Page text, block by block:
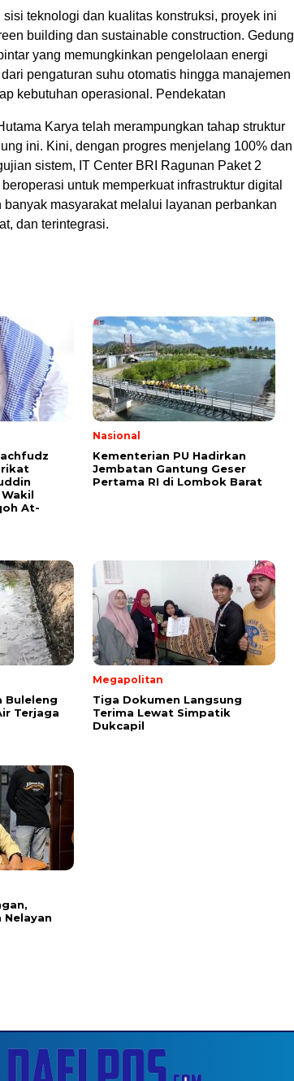
teknologi dan kualitas konstruksi, proyek ini
building dan sustainable construction. Gedung
yang memungkinkan pengelolaan energi
pengaturan suhu otomatis hingga manajemen
kebutuhan operasional. Pendekatan
Karya telah merampungkan tahap struktur
ini. Kini, dengan progres menjelang 100% dan
sistem, IT Center BRI Ragunan Paket 2
untuk memperkuat infrastruktur digital
masyarakat melalui layanan perbankan
dan terintegrasi.
At-
Nasional
Kementerian PU Hadirkan
Jembatan Gantung Geser
Pertama RI di Lombok Barat
Buleleng
Terjaga
Megapolitan
Tiga Dokumen Langsung
Terima Lewat Simpatik
Dukcapil